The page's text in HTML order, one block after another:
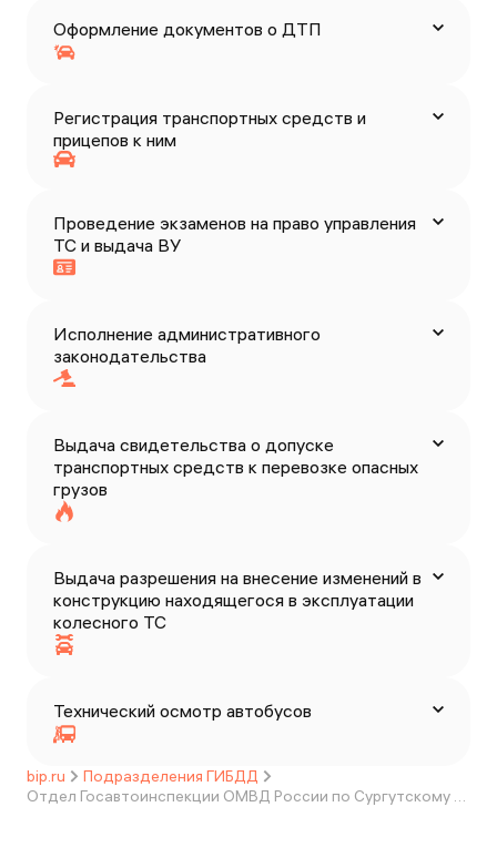
Оформление документов о ДТП
Регистрация транспортных средств и
прицепов к ним
Проведение экзаменов на право управления
ТС и выдача ВУ
Исполнение административного
законодательства
Выдача свидетельства о допуске
транспортных средств к перевозке опасных
грузов
Выдача разрешения на внесение изменений в
конструкцию находящегося в эксплуатации
колесного ТС
Технический осмотр автобусов
bip.ru
Подразделения ГИБДД
Отдел Госавтоинспекции ОМВД России по Сургутскому району